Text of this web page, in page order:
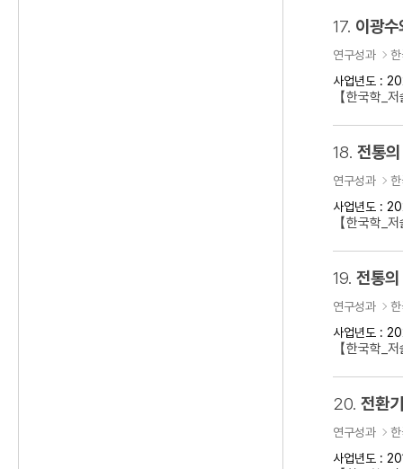
17. 이광
연구성과
사업년도 :
【한국학_
18. 전통
연구성과
사업년도 :
【한국학_
19. 전통
연구성과
사업년도 :
【한국학_
20. 전환
연구성과
사업년도 :